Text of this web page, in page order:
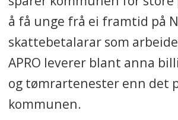
å få unge frå ei framtid på
skattebetalarar som
APRO leverer blant anna
og tømrartenester enn det
kommunen.